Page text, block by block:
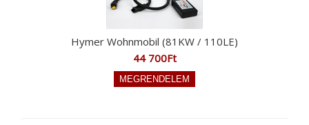
Hymer Wohnmobil (81KW / 110LE)
44 700Ft